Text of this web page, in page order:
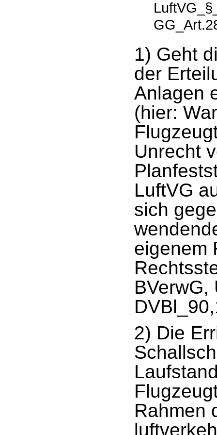
1) Geht
der
Anlagen
(hier:
Unrecht
LuftVG
sich
eigenem
BVerwG,
2) Die
Rahmen